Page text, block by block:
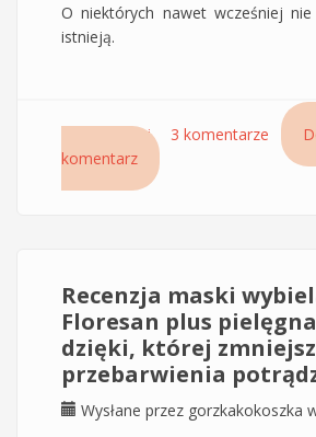
O niektórych nawet wcześniej nie
istnieją.
Czytaj dalejwpis Ampułki Hair-
3 komentarze
komentarz
Recenzja maski
Floresan plus
dzięki, której
przebarwienia
Wysłane przez gorzkakokoszka